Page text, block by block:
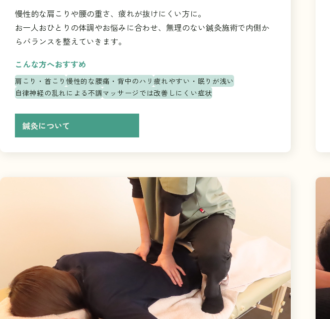
慢性的な肩こりや腰の重さ、疲れが抜けにくい方に。
お一人おひとりの体調やお悩みに合わせ、無理のない鍼灸施術で内側か
らバランスを整えていきます。
こんな方へおすすめ
肩こり・首こり 慢性的な腰痛・背中のハリ 疲れやすい・眠りが浅い
自律神経の乱れによる不調マッサージでは改善しにくい症状
鍼灸について